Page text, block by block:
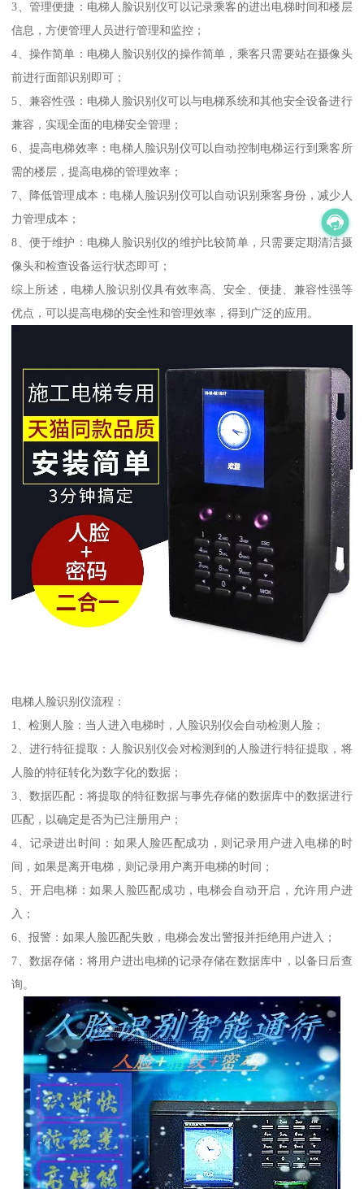
3、管理便捷：电梯人脸识别仪可以记录乘客的进出电梯时间和楼层
信息，方便管理人员进行管理和监控；
4、操作简单：电梯人脸识别仪的操作简单，乘客只需要站在摄像头
前进行面部识别即可；
5、兼容性强：电梯人脸识别仪可以与电梯系统和其他安全设备进行
兼容，实现全面的电梯安全管理；
6、提高电梯效率：电梯人脸识别仪可以自动控制电梯运行到乘客所
需的楼层，提高电梯的管理效率；
7、降低管理成本：电梯人脸识别仪可以自动识别乘客身份，减少人
力管理成本；
8、便于维护：电梯人脸识别仪的维护比较简单，只需要定期清洁摄
像头和检查设备运行状态即可；
综上所述，电梯人脸识别仪具有效率高、安全、便捷、兼容性强等
优点，可以提高电梯的安全性和管理效率，得到广泛的应用。
电梯人脸识别仪流程：
1、检测人脸：当人进入电梯时，人脸识别仪会自动检测人脸；
2、进行特征提取：人脸识别仪会对检测到的人脸进行特征提取，将
人脸的特征转化为数字化的数据；
3、数据匹配：将提取的特征数据与事先存储的数据库中的数据进行
匹配，以确定是否为已注册用户；
4、记录进出时间：如果人脸匹配成功，则记录用户进入电梯的时
间，如果是离开电梯，则记录用户离开电梯的时间；
5、开启电梯：如果人脸匹配成功，电梯会自动开启，允许用户进
入；
6、报警：如果人脸匹配失败，电梯会发出警报并拒绝用户进入；
7、数据存储：将用户进出电梯的记录存储在数据库中，以备日后查
询。